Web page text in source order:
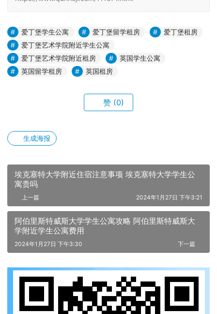
爱丁堡学生公寓 爱丁堡留学租房
爱丁堡租房
爱丁堡艺术学院附近学生公寓
爱丁堡艺术学院附近租房
英国学生公寓
英国留学租房
英国租房
赞 (0)
生成海报
埃克塞特大学附近住宿注意事项 埃克塞特大学学生公
寓贵吗
上一篇 2024年1月27日 下午3:21
阿伯里斯特威斯大学学生公寓攻略 阿伯里斯特威斯大
学附近学生公寓费用
下一篇
2024年1月27日 下午3:30